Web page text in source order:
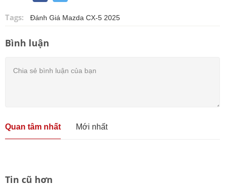
Tags: Đánh Giá Mazda CX-5 2025
Bình luận
Quan tâm nhất Mới nhất
Tin cũ hơn